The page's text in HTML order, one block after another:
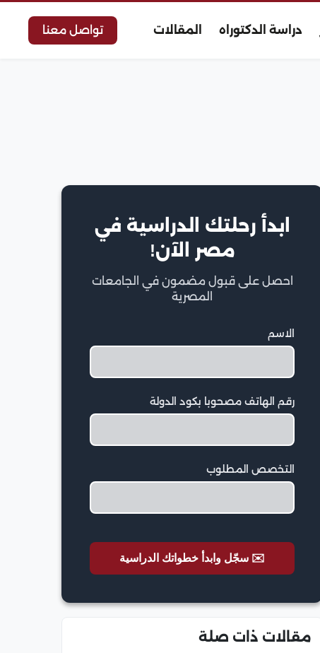
دراسة الدكتوراه المقالات تواصل معنا
ابدأ رحلتك الدراسية في
مصر الآن!
احصل على قبول مضمون في الجامعات
المصرية
الاسم
رقم الهاتف مصحوبا بكود الدولة
التخصص المطلوب
✉️ سجّل وابدأ خطواتك الدراسية
مقالات ذات صلة